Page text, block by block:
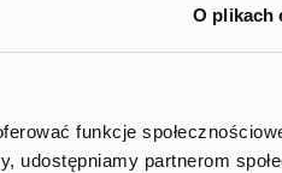
O plikach
funkcje
udostępniamy partnerom
today (July 10, 2020) the
agreement about